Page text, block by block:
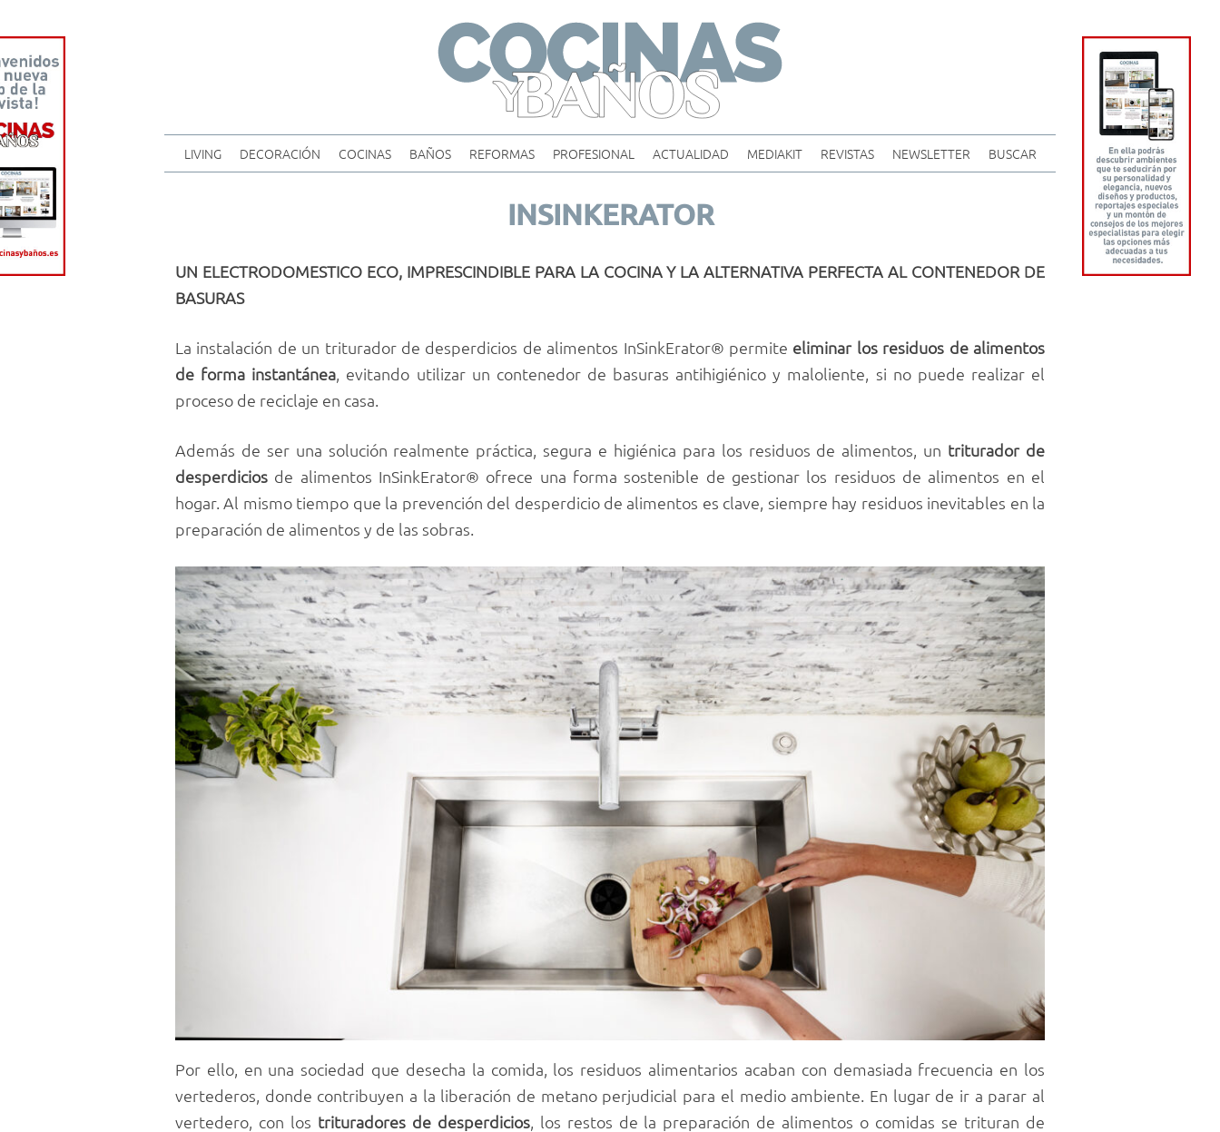
content
LIVING DECORACIÓN COCINAS BAÑOS REFORMAS PROFESIONAL ACTUALIDAD MEDIAKIT REVISTAS NEWSLETTER BUSCAR
INSINKERATOR
UN ELECTRODOMESTICO ECO, IMPRESCINDIBLE PARA LA COCINA Y LA ALTERNATIVA PERFECTA AL CONTENEDOR DE
BASURAS
La instalación de un triturador de desperdicios de alimentos InSinkErator® permite eliminar los residuos de alimentos
de forma instantánea, evitando utilizar un contenedor de basuras antihigiénico y maloliente, si no puede realizar el
proceso de reciclaje en casa.
Además de ser una solución realmente práctica, segura e higiénica para los residuos de alimentos, un triturador de
desperdicios de alimentos InSinkErator® ofrece una forma sostenible de gestionar los residuos de alimentos en el
hogar. Al mismo tiempo que la prevención del desperdicio de alimentos es clave, siempre hay residuos inevitables en la
preparación de alimentos y de las sobras.
Por ello, en una sociedad que desecha la comida, los residuos alimentarios acaban con demasiada frecuencia en los
vertederos, donde contribuyen a la liberación de metano perjudicial para el medio ambiente. En lugar de ir a parar al
vertedero, con los trituradores de desperdicios, los restos de la preparación de alimentos o comidas se trituran de